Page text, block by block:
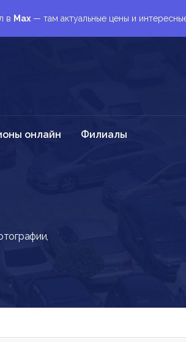
в Max — там актуальные цены и
онлайн Филиалы